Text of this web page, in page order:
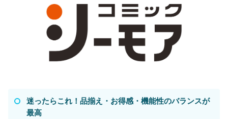
迷ったらこれ！品揃え・お得感・機能性のバランスが
最高